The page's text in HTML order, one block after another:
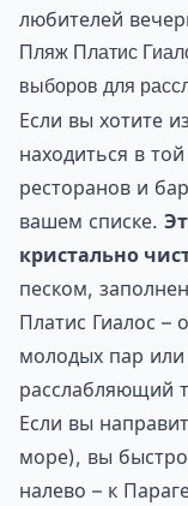
любителей
Пляж Платис
выборов для
Если вы хотите
находиться в
ресторанов и
вашем списке.
кристально
песком,
Платис Гиалос –
молодых пар
расслабляющий
Если вы
море), вы
налево – к